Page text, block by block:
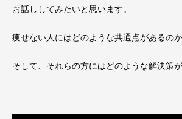
お話ししてみたいと思います。
痩せない人にはどのような共通点があるの
そして、それらの方にはどのような解決策